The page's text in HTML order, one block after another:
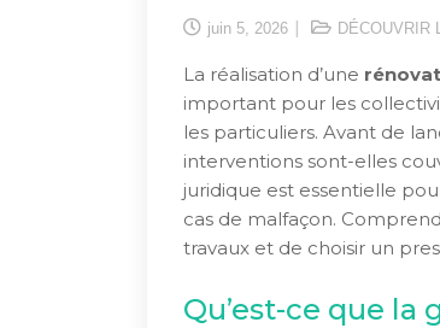
juin 5, 2026 DÉCOUVRIR
La réalisation d’une
important pour les
les particuliers. Avant de
interventions sont-elles
juridique est essentielle
cas de malfaçon.
travaux et de choisir un
Qu’est-ce que la